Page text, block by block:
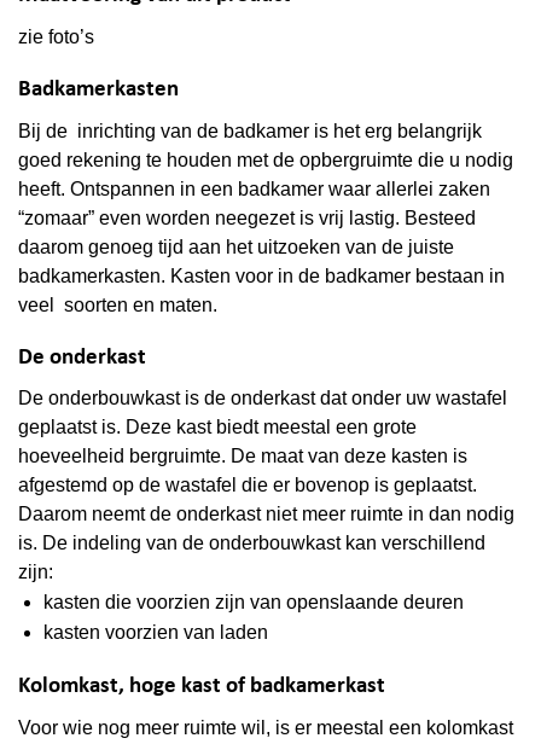
zie foto’s
Badkamerkasten
Bij de inrichting van de badkamer is het erg belangrijk
goed rekening te houden met de opbergruimte die u nodig
heeft. Ontspannen in een badkamer waar allerlei zaken
“zomaar” even worden neegezet is vrij lastig. Besteed
daarom genoeg tijd aan het uitzoeken van de juiste
badkamerkasten. Kasten voor in de badkamer bestaan in
veel soorten en maten.
De onderkast
De onderbouwkast is de onderkast dat onder uw wastafel
geplaatst is. Deze kast biedt meestal een grote
hoeveelheid bergruimte. De maat van deze kasten is
afgestemd op de wastafel die er bovenop is geplaatst.
Daarom neemt de onderkast niet meer ruimte in dan nodig
is. De indeling van de onderbouwkast kan verschillend
zijn:
kasten die voorzien zijn van openslaande deuren
kasten voorzien van laden
Kolomkast, hoge kast of badkamerkast
Voor wie nog meer ruimte wil, is er meestal een kolomkast